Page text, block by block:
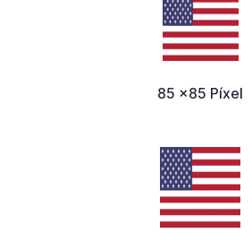
85 x85 Píxel